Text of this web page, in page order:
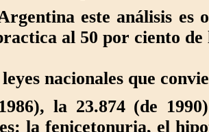
este análisis es
al 50 por ciento de
nacionales que
la 23.874 (de
la fenicetonuria, el